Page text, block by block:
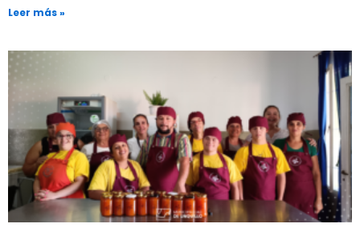
Leer más »